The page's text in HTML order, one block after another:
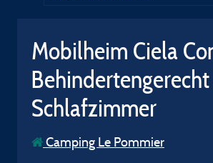
Mobilheim Ciela
Schlafzimmer
Camping Le Pommier